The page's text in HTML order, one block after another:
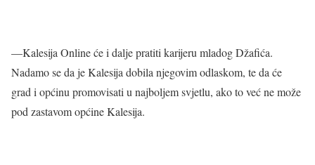
—Kalesija Online će i dalje pratiti karijeru mladog Džafića.
Nadamo se da je Kalesija dobila njegovim odlaskom, te da će
grad i općinu promovisati u najboljem svjetlu, ako to već ne može
pod zastavom općine Kalesija.